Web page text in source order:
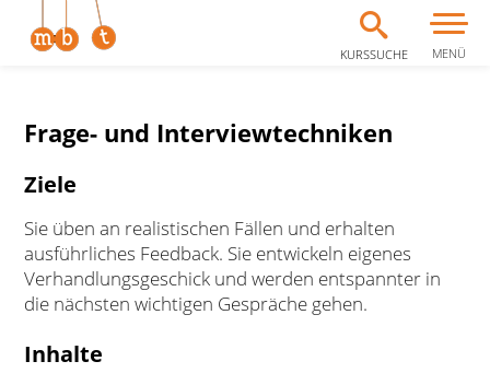
KURSSUCHE MENÜ
Frage- und Interviewtechniken
Ziele
Sie üben an realistischen Fällen und erhalten
ausführliches Feedback. Sie entwickeln eigenes
Verhandlungsgeschick und werden entspannter in
die nächsten wichtigen Gespräche gehen.
Inhalte